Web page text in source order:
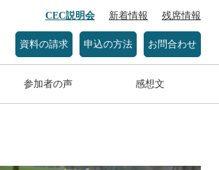
CEC説明会 新着情報 残席情報
資料の請求 申込の方法 お問合わせ
参加者の声 感想文